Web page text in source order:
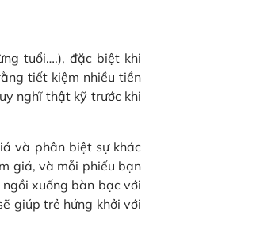
tuổi….), đặc biệt khi
tiết kiệm nhiều tiền
nghĩ thật kỹ trước khi
và phân biệt sự khác
giá, và mỗi phiếu bạn
xuống bàn bạc với
giúp trẻ hứng khởi với